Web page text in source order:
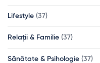
Lifestyle (37)
Relații & Familie (37)
Sănătate & Psihologie (37)